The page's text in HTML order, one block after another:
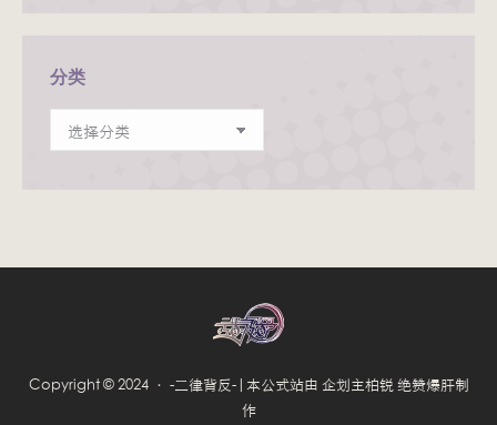
分类
类
Copyright © 2024 · -二律背反-|本公式站由 企划主柏锐 绝赞爆肝制
作